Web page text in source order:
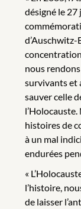
désigné le 27
d’Auschwitz-
nous
survivants et
sauver celle
histoires de
à un mal
endurées
«
l’histoire,
de laisser